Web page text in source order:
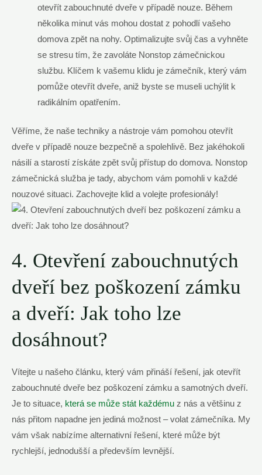
otevřít zabouchnuté dveře v případě nouze. Během
několika minut vás mohou dostat z pohodlí vašeho
domova zpět na nohy. Optimalizujte svůj čas a vyhněte
se stresu tím, že zavoláte Nonstop zámečnickou
službu. Klíčem k vašemu klidu je zámečník, který vám
pomůže otevřít dveře, aniž byste se museli uchýlit k
radikálním opatřením.
Věříme, že naše techniky a nástroje vám pomohou otevřít
dveře v případě nouze bezpečně a spolehlivě. Bez jakéhokoli
násilí a starostí získáte zpět svůj přístup do domova. Nonstop
zámečnická služba je tady, abychom vám pomohli v každé
nouzové situaci. Zachovejte klid a volejte profesionály!
4. Otevření zabouchnutých
dveří bez poškození zámku
a dveří: Jak toho lze
dosáhnout?
Vítejte u našeho článku, který vám přináší řešení, jak otevřít
zabouchnuté dveře bez poškození zámku a samotných dveří.
Je to situace, která se může stát každému z nás a většinu z
nás přitom napadne jen jediná možnost – volat zámečníka. My
vám však nabízíme alternativní řešení, které může být
rychlejší, jednodušší a především levnější.